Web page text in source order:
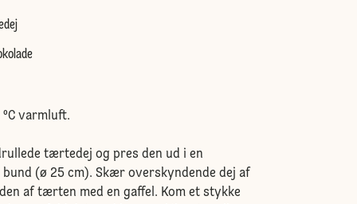
varmluft.
tærtedej og pres den ud i en
(ø 25 cm). Skær overskyndende dej af
af tærten med en gaffel. Kom et stykke